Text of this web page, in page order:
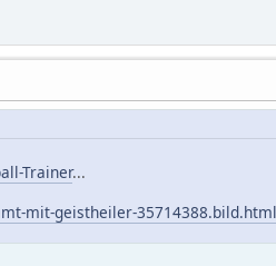
Trainer...
mit-geistheiler-35714388.bild.html